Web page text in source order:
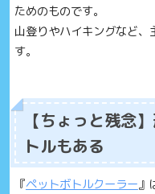
ためのものです。
山登りやハイキングなど
す。
【ちょっと残念
トルもある
『ペットボトルクーラー』